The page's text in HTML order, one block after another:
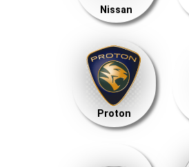
Nissan
Proton